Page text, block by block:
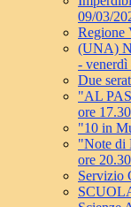
09/03/
Regione
(UNA)
- venerdì
Due
"AL
ore 17.30
"10 in
"Note di
ore 20.30
Servizio